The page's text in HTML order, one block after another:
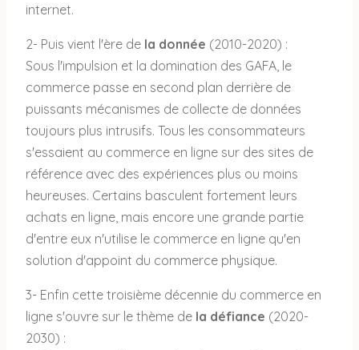
internet.
2- Puis vient l'ère de la donnée (2010-2020) :
Sous l'impulsion et la domination des GAFA, le
commerce passe en second plan derrière de
puissants mécanismes de collecte de données
toujours plus intrusifs. Tous les consommateurs
s'essaient au commerce en ligne sur des sites de
référence avec des expériences plus ou moins
heureuses. Certains basculent fortement leurs
achats en ligne, mais encore une grande partie
d'entre eux n'utilise le commerce en ligne qu'en
solution d'appoint du commerce physique.
3- Enfin cette troisième décennie du commerce en
ligne s'ouvre sur le thème de la défiance (2020-
2030) :